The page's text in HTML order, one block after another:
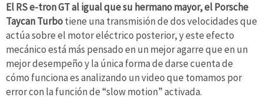
El RS e-tron GT al igual que su hermano mayor, el Porsche
Taycan Turbotiene una transmisión de dos velocidades que
actúa sobre el motor eléctrico posterior, y este efecto
mecánico está más pensado en un mejor agarre que en un
mejor desempeño y la única forma de darse cuenta de
cómo funciona es analizando un video que tomamos por
error con la función de “slow motion” activada.